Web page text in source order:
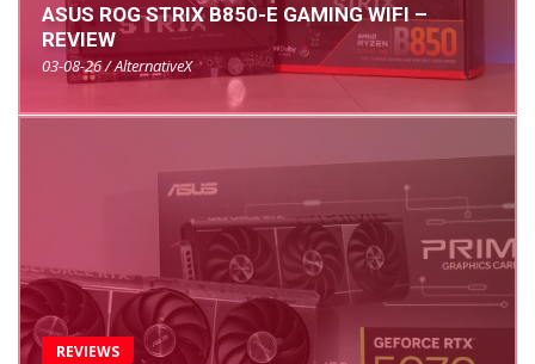
ASUS ROG STRIX B850-E GAMING WIFI –
REVIEW
03-08-26 / AlternativeX
REVIEWS